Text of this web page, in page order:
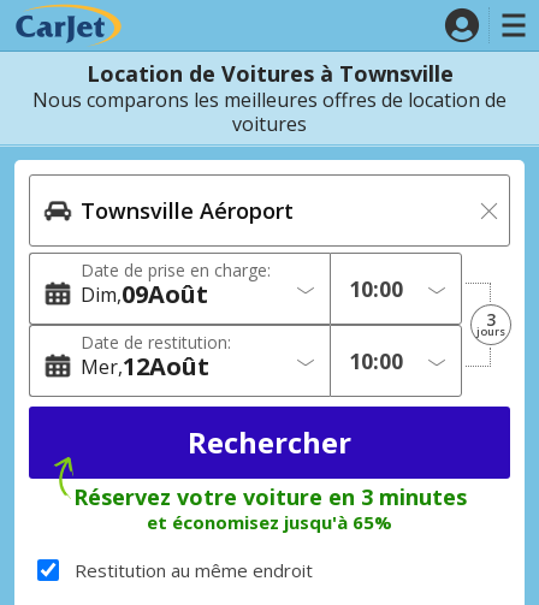
Location de Voitures à Townsville
Nous comparons les meilleures offres de location de
voitures
Date de prise en charge:
Dim 09Août
Date de restitution:
Mer 12Août
3
jours
Réservez votre voiture en 3 minutes
et économisez jusqu'à 65%
Restitution au même endroit